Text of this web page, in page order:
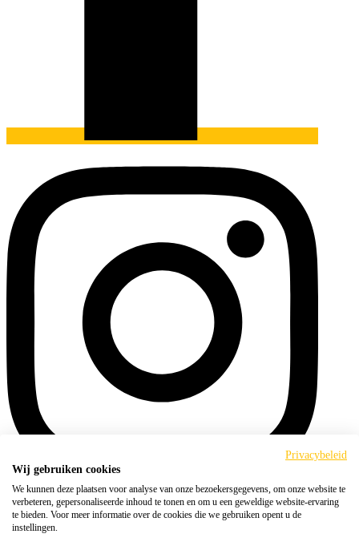
Algemene voorwaarden
Privacybeleid
Wij gebruiken cookies
We kunnen deze plaatsen voor analyse van onze bezoekersgegevens, om onze website te
verbeteren, gepersonaliseerde inhoud te tonen en om u een geweldige website-ervaring
te bieden. Voor meer informatie over de cookies die we gebruiken opent u de
instellingen.